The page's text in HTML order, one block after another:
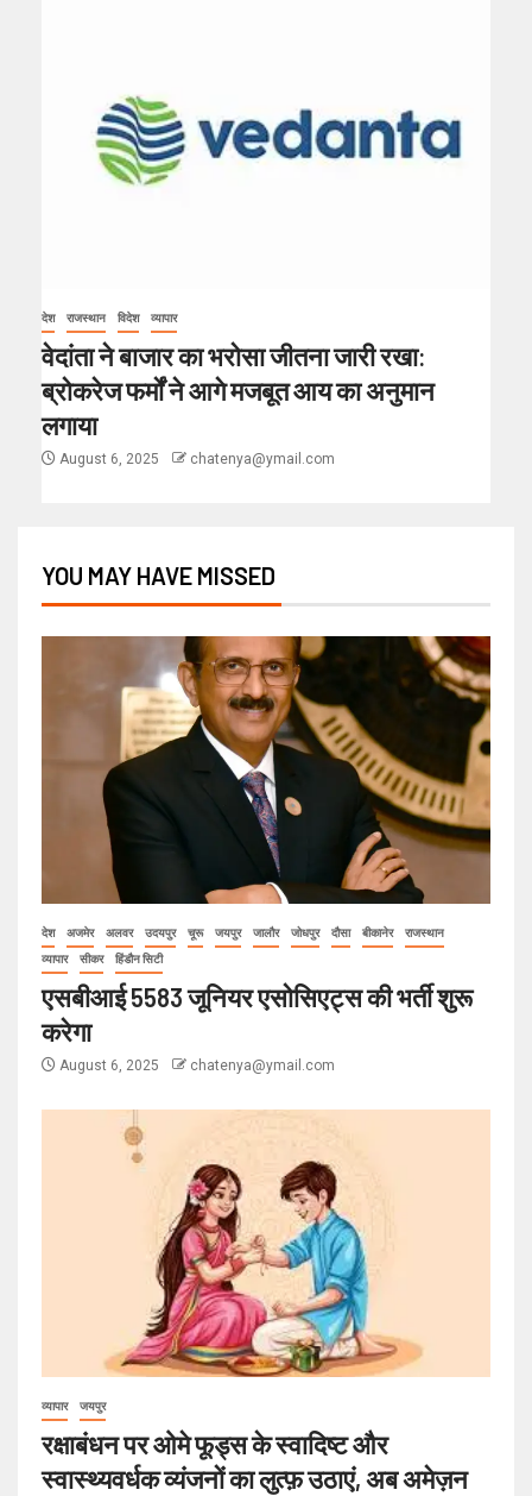
देश राजस्थान विदेश व्यापार
वेदांता ने बाजार का भरोसा जीतना जारी रखा:
ब्रोकरेज फर्मों ने आगे मजबूत आय का अनुमान
लगाया
August 6, 2025 chatenya@ymail.com
YOU MAY HAVE MISSED
देश अजमेर अलवर उदयपुर चूरू जयपुर जालौर जोधपुर दौसा बीकानेर
राजस्थान
व्यापार
सीकर हिंडौन सिटी
एसबीआई 5583 जूनियर एसोसिएट्स की भर्ती शुरू
करेगा
August 6, 2025 chatenya@ymail.com
व्यापार जयपुर
रक्षाबंधन पर ओमे फूड्स के स्वादिष्ट और
स्वास्थ्यवर्धक व्यंजनों का लुत्फ़ उठाएं, अब अमेज़न